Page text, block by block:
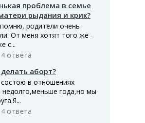
проблема в семье
рыдания и крик?
родители очень
От меня хотят того же -
с...
4 ответа
аборт?
в отношениях
недолго,меньше года,но мы
4 ответа